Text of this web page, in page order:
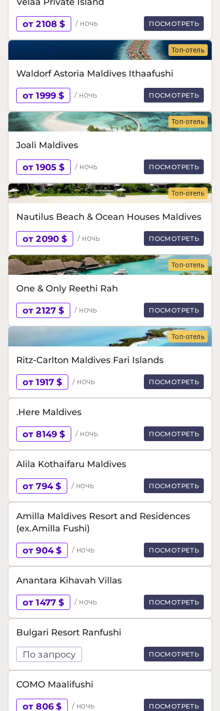
от 2108 $ / ночь ПОСМОТРЕТЬ
Топ-отель
Waldorf Astoria Maldives Ithaafushi
от 1999 $ / ночь ПОСМОТРЕТЬ
Топ-отель
Joali Maldives
от 1905 $ / ночь ПОСМОТРЕТЬ
Топ-отель
Nautilus Beach & Ocean Houses Maldives
от 2090 $ / ночь ПОСМОТРЕТЬ
Топ-отель
One & Only Reethi Rah
от 2127 $ / ночь ПОСМОТРЕТЬ
Топ-отель
Ritz-Carlton Maldives Fari Islands
от 1917 $ / ночь ПОСМОТРЕТЬ
.Here Maldives
от 8149 $ / ночь ПОСМОТРЕТЬ
Alila Kothaifaru Maldives
от 794 $ / ночь ПОСМОТРЕТЬ
Amilla Maldives Resort and Residences
(ex.Amilla Fushi)
от 904 $ / ночь ПОСМОТРЕТЬ
Anantara Kihavah Villas
от 1477 $ / ночь ПОСМОТРЕТЬ
Bulgari Resort Ranfushi
По запросу ПОСМОТРЕТЬ
COMO Maalifushi
от 806 $ / ночь ПОСМОТРЕТЬ